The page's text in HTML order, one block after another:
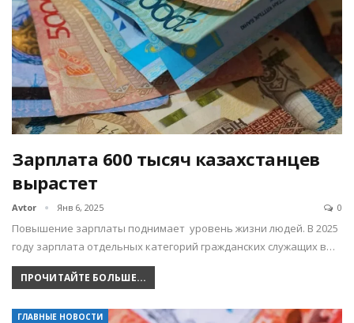
Зарплата 600 тысяч казахстанцев
вырастет
Avtor Янв 6, 2025 0
Повышение зарплаты поднимает уровень жизни людей. В 2025
году зарплата отдельных категорий гражданских служащих в…
ПРОЧИТАЙТЕ БОЛЬШЕ...
ГЛАВНЫЕ НОВОСТИ